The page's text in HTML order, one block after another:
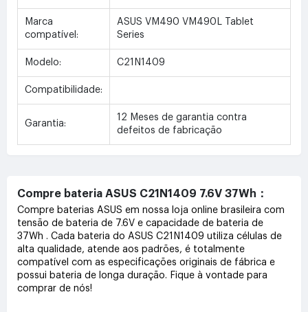
Marca
compatível:
ASUS VM490 VM490L Tablet
Series
Modelo: C21N1409
Compatibilidade:
Garantia:
12 Meses de garantia contra
defeitos de fabricação
Compre bateria ASUS C21N1409 7.6V 37Wh：
Compre baterias ASUS em nossa loja online brasileira com
tensão de bateria de 7.6V e capacidade de bateria de
37Wh . Cada bateria do ASUS C21N1409 utiliza células de
alta qualidade, atende aos padrões, é totalmente
compatível com as especificações originais de fábrica e
possui bateria de longa duração. Fique à vontade para
comprar de nós!